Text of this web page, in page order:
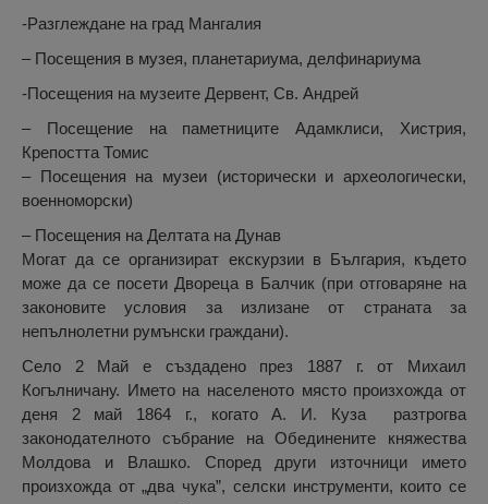
-Разглеждане на град Мангалия
– Посещения в музея, планетариума, делфинариума
-Посещения на музеите Дервент, Св. Андрей
– Посещение на паметниците Адамклиси, Хистрия,
Крепостта Томис
– Посещения на музеи (исторически и археологически,
военноморски)
– Посещения на Делтата на Дунав
Могат да се организират екскурзии в България, където
може да се посети Двореца в Балчик (при отговаряне на
законовите условия за излизане от страната за
непълнолетни румънски граждани).
Село 2 Май е създадено през 1887 г. от Михаил
Когълничану. Името на населеното място произхожда от
деня 2 май 1864 г., когато А. И. Куза разтрогва
законодателното събрание на Обединените княжества
Молдова и Влашко. Според други източници името
произхожда от „два чука”, селски инструменти, които се